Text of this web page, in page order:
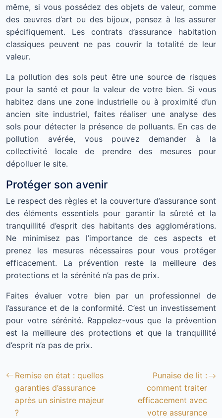
même, si vous possédez des objets de valeur, comme
des œuvres d’art ou des bijoux, pensez à les assurer
spécifiquement. Les contrats d’assurance habitation
classiques peuvent ne pas couvrir la totalité de leur
valeur.
La pollution des sols peut être une source de risques
pour la santé et pour la valeur de votre bien. Si vous
habitez dans une zone industrielle ou à proximité d’un
ancien site industriel, faites réaliser une analyse des
sols pour détecter la présence de polluants. En cas de
pollution avérée, vous pouvez demander à la
collectivité locale de prendre des mesures pour
dépolluer le site.
Protéger son avenir
Le respect des règles et la couverture d’assurance sont
des éléments essentiels pour garantir la sûreté et la
tranquillité d’esprit des habitants des agglomérations.
Ne minimisez pas l’importance de ces aspects et
prenez les mesures nécessaires pour vous protéger
efficacement. La prévention reste la meilleure des
protections et la sérénité n’a pas de prix.
Faites évaluer votre bien par un professionnel de
l’assurance et de la conformité. C’est un investissement
pour votre sérénité. Rappelez-vous que la prévention
est la meilleure des protections et que la tranquillité
d’esprit n’a pas de prix.
Remise en état : quelles
garanties d’assurance
après un sinistre majeur
?
Punaise de lit :
comment traiter
efficacement avec
votre assurance